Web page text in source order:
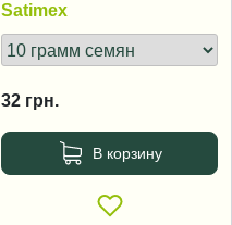
Satimex
32 грн.
В корзину